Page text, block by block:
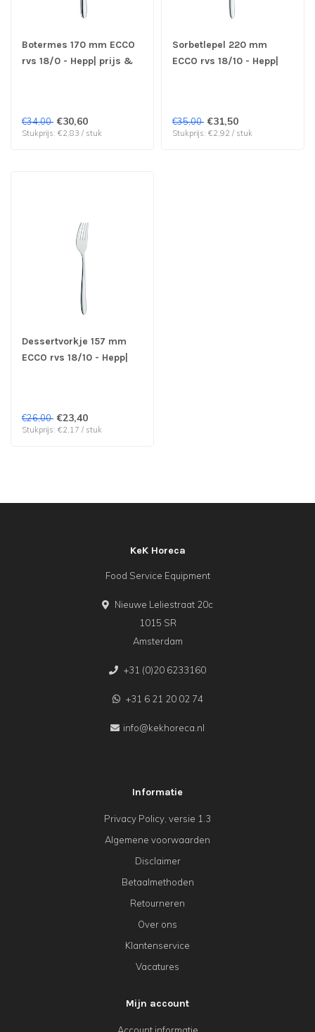
Botermes 170 mm ECCO
rvs 18/0 - Hepp| prijs &
€34,00 €30,60
Stukprijs: €2,83 / stuk
Sorbetlepel 220 mm
ECCO rvs 18/10 - Hepp|
€35,00 €31,50
Stukprijs: €2,92 / stuk
Dessertvorkje 157 mm
ECCO rvs 18/10 - Hepp|
€26,00 €23,40
Stukprijs: €2,17 / stuk
KeK Horeca
Food Service Equipment
Nieuwe Leliestraat 20c
1015 SR
Amsterdam
+31 (0)20 6233160
+31 6 21 20 02 74
info@kekhoreca.nl
Informatie
Privacy Policy, versie 1.3
Algemene voorwaarden
Disclaimer
Betaalmethoden
Retourneren
Over ons
Klantenservice
Vacatures
Mijn account
Account informatie